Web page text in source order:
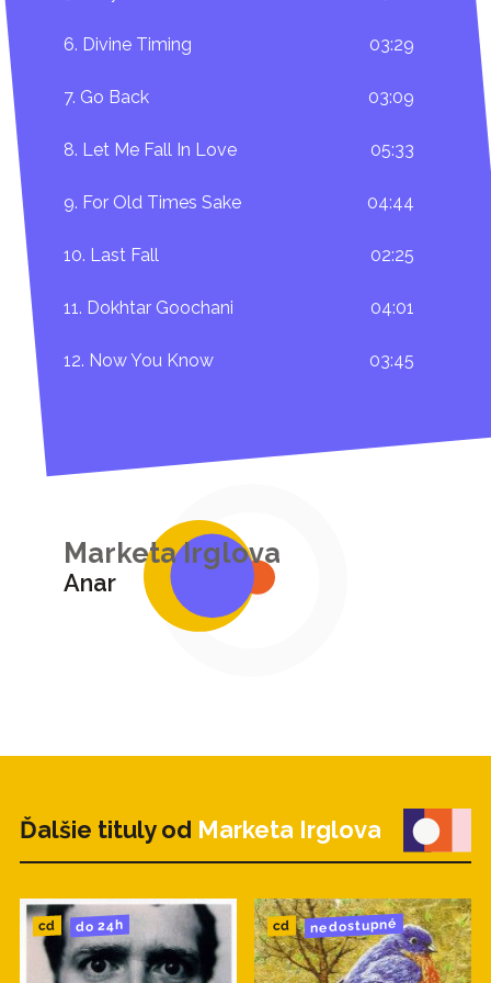
PŘIPRAVOVANÉ turné Markétyou Irglové k vydání
alba:
14.října Montreal,
15.října Toronto,
17.listopadu Los Angeles,
18.listopadu San Francisco,
21.listopadu Portland,
22.listopadu Seattle,
25.listopadu Minneapolis,
27.listopadu Cleveland,
28 listopadu ve Washingtonu,
29.listopadu Philadelphia,
30.listopadu New York,
6. Divine Timing 03:29
7. Go Back 03:09
8. Let Me Fall In Love 05:33
9. For Old Times Sake 04:44
10. Last Fall 02:25
11. Dokhtar Goochani 04:01
12. Now You Know 03:45
Marketa Irglova
Anar
Ďalšie tituly od Marketa Irglova
cd do 24h cd nedostupné